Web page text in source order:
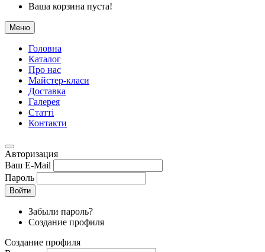
Ваша корзина пуста!
Меню
Головна
Каталог
Про нас
Майстер-класи
Доставка
Галерея
Статтi
Контакти
Авторизация
Ваш E-Mail
Пароль
Войти
Забыли пароль?
Создание профиля
Создание профиля